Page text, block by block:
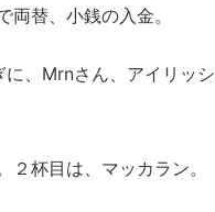
両替、小銭の入金。
、Mrnさん、アイリッ
２杯目は、マッカラン。